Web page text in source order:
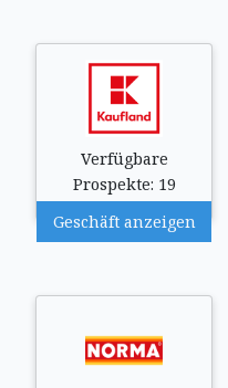
Verfügbare
Prospekte: 19
Geschäft anzeigen